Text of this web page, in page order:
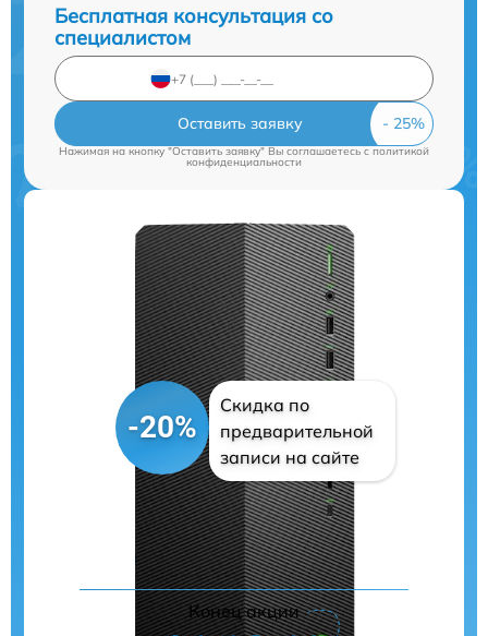
Бесплатная консультация со
специалистом
Оставить заявку
Нажимая на кнопку "Оставить заявку" Вы соглашаетесь cполитикой
конфиденциальности
-20%
Скидка по
предварительной
записи на сайте
Цены на ремонт
Конец акции